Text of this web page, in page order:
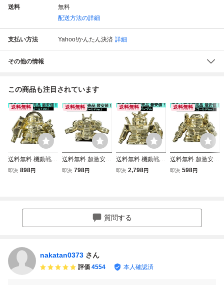
送料
無料
配送方法の詳細
支払い方法 Yahoo!かんたん決済 詳細
その他の情報
この商品も注目されています
送料無料
送料無料 機動戦士
ガンダム ガシャポ
即決 898円
送料無料
送料無料 超激安即
決 機動戦士ガンダ
ガンケシ ガチャ
即決 798円
送料無料
送料無料 機動戦士
ガンダム ガシャポ
ケシ ガチャ フィ
ギュア
即決 2,798円
送料無料
送料無料 超激安即
決 機動戦士ガンダ
即決 598円
質問する
nakatan0373 さん
評価 4554 本人確認済